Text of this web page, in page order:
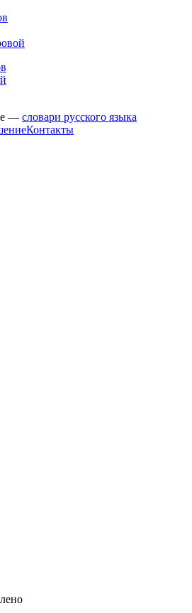
— словари русского языка
Контакты